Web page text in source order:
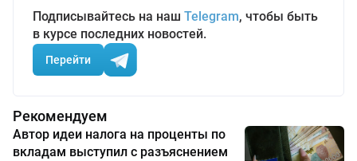
Подписывайтесь на наш Telegram, чтобы быть
в курсе последних новостей.
Перейти
Рекомендуем
Автор идеи налога на проценты по
вкладам выступил с разъяснением